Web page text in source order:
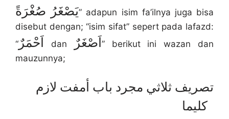
يَصْغَرُ صُغْرَةً” adapun isim fa’ilnya juga bisa
disebut dengan; “isim sifat” sepert pada lafazd:
“ اَحْمَرٌ dan اَصْغَرٌ ” berikut ini wazan dan
mauzunnya;
تصريف ثلاثي مجرد باب أمفت لازم